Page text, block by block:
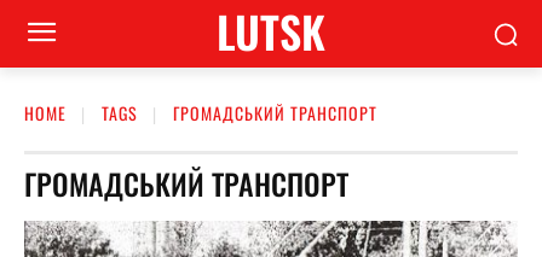
LUTSK
HOME TAGS ГРОМАДСЬКИЙ ТРАНСПОРТ
ГРОМАДСЬКИЙ ТРАНСПОРТ